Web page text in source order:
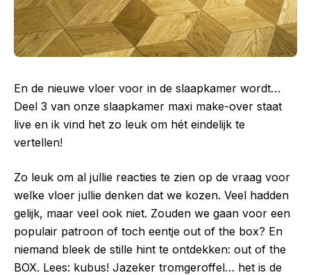
En de nieuwe vloer voor in de slaapkamer wordt…
Deel 3 van onze slaapkamer maxi make-over staat
live en ik vind het zo leuk om hét eindelijk te
vertellen!
Zo leuk om al jullie reacties te zien op de vraag voor
welke vloer jullie denken dat we kozen. Veel hadden
gelijk, maar veel ook niet. Zouden we gaan voor een
populair patroon of toch eentje out of the box? En
niemand bleek de stille hint te ontdekken: out of the
BOX. Lees: kubus! Jazeker tromgeroffel… het is de